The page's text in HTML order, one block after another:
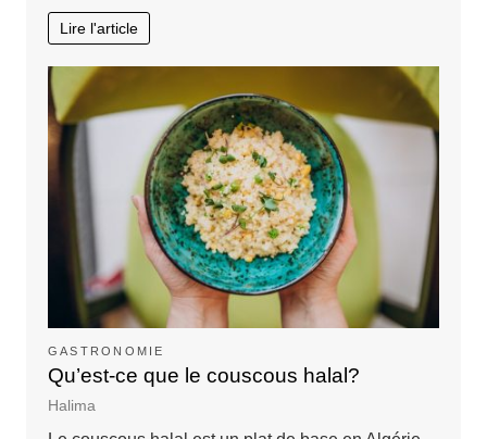
Lire l'article
GASTRONOMIE
Qu’est-ce que le couscous halal?
Halima